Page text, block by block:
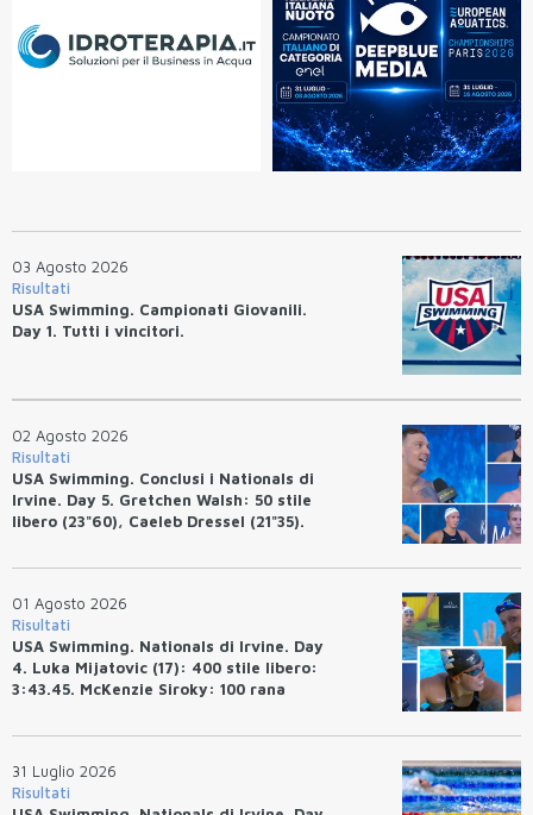
03 Agosto 2026
Risultati
USA Swimming. Campionati Giovanili.
Day 1. Tutti i vincitori.
02 Agosto 2026
Risultati
USA Swimming. Conclusi i Nationals di
Irvine. Day 5. Gretchen Walsh: 50 stile
libero (23"60), Caeleb Dressel (21"35).
01 Agosto 2026
Risultati
USA Swimming. Nationals di Irvine. Day
4. Luka Mijatovic (17): 400 stile libero:
3:43.45. McKenzie Siroky: 100 rana
Avakov: 100 rana (58.87).
31 Luglio 2026
Risultati